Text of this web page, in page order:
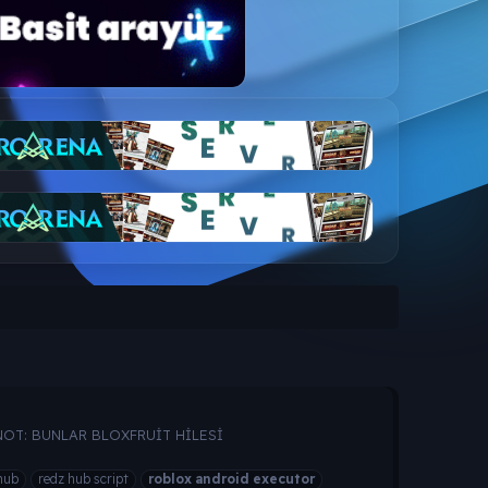
BUNLAR BLOXFRUİT HİLESİ
redz hub script roblox android executor